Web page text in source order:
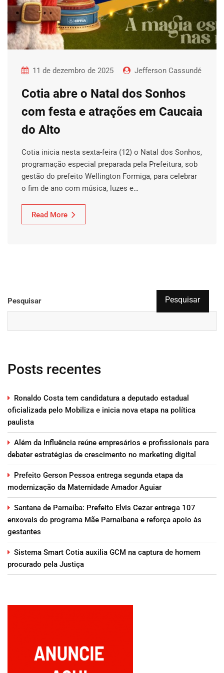
11 de dezembro de 2025 Jefferson Cassundé
Cotia abre o Natal dos Sonhos
com festa e atrações em Caucaia
do Alto
Cotia inicia nesta sexta-feira (12) o Natal dos Sonhos,
programação especial preparada pela Prefeitura, sob
gestão do prefeito Wellington Formiga, para celebrar
o fim de ano com música, luzes e…
Read More
Pesquisar Pesquisar
Posts recentes
Ronaldo Costa tem candidatura a deputado estadual
oficializada pelo Mobiliza e inicia nova etapa na política
paulista
Além da Influência reúne empresários e profissionais para
debater estratégias de crescimento no marketing digital
Prefeito Gerson Pessoa entrega segunda etapa da
modernização da Maternidade Amador Aguiar
Santana de Parnaíba: Prefeito Elvis Cezar entrega 107
enxovais do programa Mãe Parnaibana e reforça apoio às
gestantes
Sistema Smart Cotia auxilia GCM na captura de homem
procurado pela Justiça